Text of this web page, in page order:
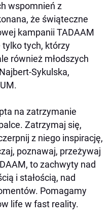
wspomnień z
że świąteczne
kampanii TADAAM
tych, którzy
również młodszych
Sykulska,
na zatrzymanie
Zatrzymaj się,
z niego inspirację,
poznawaj, przeżywaj
to zachwyty nad
i stałością, nad
Pomagamy
life w fast reality.